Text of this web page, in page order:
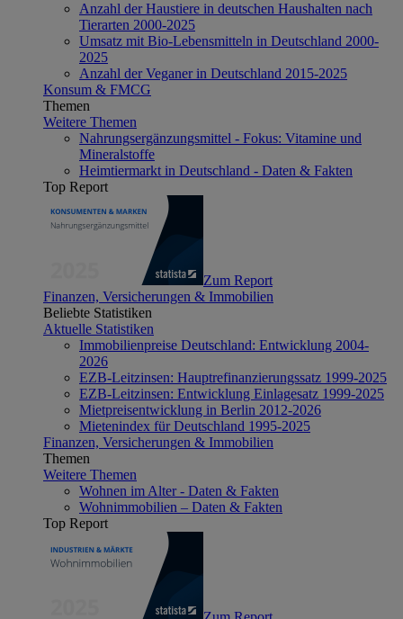
Anzahl der Haustiere in deutschen Haushalten nach
Tierarten 2000-2025
Umsatz mit Bio-Lebensmitteln in Deutschland 2000-
2025
Anzahl der Veganer in Deutschland 2015-2025
Konsum & FMCG
Themen
Weitere Themen
Nahrungsergänzungsmittel - Fokus: Vitamine und
Mineralstoffe
Heimtiermarkt in Deutschland - Daten & Fakten
Top Report
Zum Report
Finanzen, Versicherungen & Immobilien
Beliebte Statistiken
Aktuelle Statistiken
Immobilienpreise Deutschland: Entwicklung 2004-
2026
EZB-Leitzinsen: Hauptrefinanzierungssatz 1999-2025
EZB-Leitzinsen: Entwicklung Einlagesatz 1999-2025
Mietpreisentwicklung in Berlin 2012-2026
Mietenindex für Deutschland 1995-2025
Finanzen, Versicherungen & Immobilien
Themen
Weitere Themen
Wohnen im Alter - Daten & Fakten
Wohnimmobilien – Daten & Fakten
Top Report